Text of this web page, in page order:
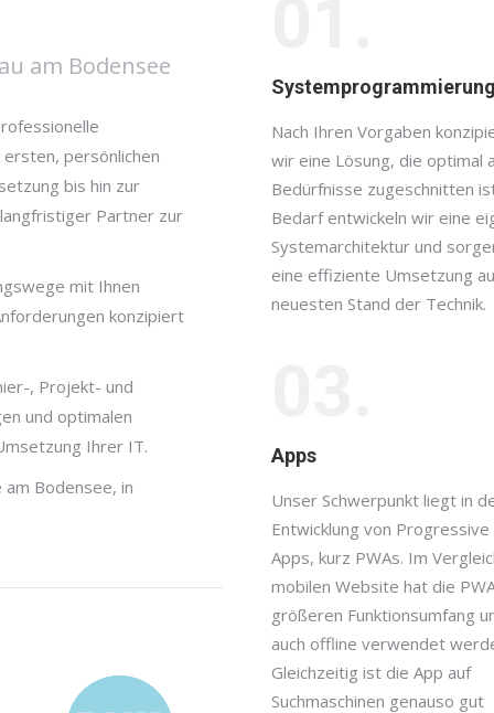
am Bodensee
persönlichen
bis hin zur
Partner zur
mit Ihnen
konzipiert
, Projekt- und
und optimalen
Ihrer IT.
Bodensee, in
Systemprogrammierung
Nach Ihren Vorgaben
wir eine Lösung, die optimal
Bedürfnisse zugeschnitten
Bedarf entwickeln wir eine
Systemarchitektur und
eine effiziente Umsetzung
neuesten Stand der Technik.
Apps
Unser Schwerpunkt liegt in
Entwicklung von Progressive
Apps, kurz PWAs. Im
mobilen Website hat die
größeren Funktionsumfang
auch offline verwendet
Gleichzeitig ist die App auf
Suchmaschinen genauso gut